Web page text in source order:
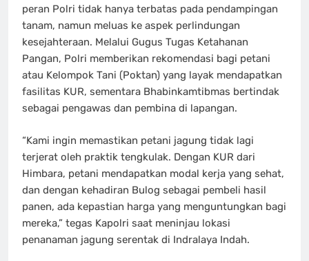
peran Polri tidak hanya terbatas pada pendampingan
tanam, namun meluas ke aspek perlindungan
kesejahteraan. Melalui Gugus Tugas Ketahanan
Pangan, Polri memberikan rekomendasi bagi petani
atau Kelompok Tani (Poktan) yang layak mendapatkan
fasilitas KUR, sementara Bhabinkamtibmas bertindak
sebagai pengawas dan pembina di lapangan.
“Kami ingin memastikan petani jagung tidak lagi
terjerat oleh praktik tengkulak. Dengan KUR dari
Himbara, petani mendapatkan modal kerja yang sehat,
dan dengan kehadiran Bulog sebagai pembeli hasil
panen, ada kepastian harga yang menguntungkan bagi
mereka,” tegas Kapolri saat meninjau lokasi
penanaman jagung serentak di Indralaya Indah.